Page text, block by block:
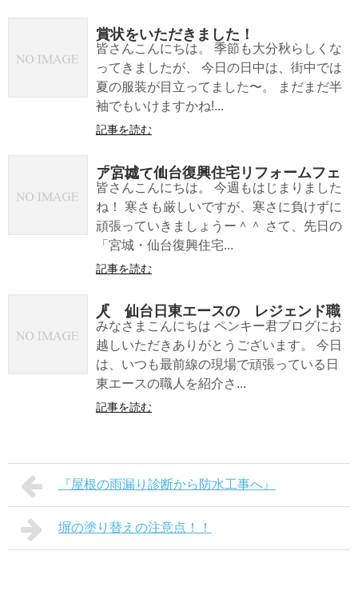
賞状をいただきました！
皆さんこんにちは。 季節も大分秋らしくな
ってきましたが、 今日の日中は、街中では
夏の服装が目立ってました〜。 まだまだ半
袖でもいけますかね!...
記事を読む
「宮城・仙台復興住宅リフォームフェア」にて！
皆さんこんにちは。 今週もはじまりました
ね！ 寒さも厳しいですが、寒さに負けずに
頑張っていきましょうー＾＾ さて、先日の
「宮城・仙台復興住宅...
記事を読む
『 仙台日東エースの レジェンド職人 』
みなさまこんにちは ペンキー君ブログにお
越しいただきありがとうございます。 今日
は、いつも最前線の現場で頑張っている日
東エースの職人を紹介さ...
記事を読む
『屋根の雨漏り診断から防水工事へ』
塀の塗り替えの注意点！！